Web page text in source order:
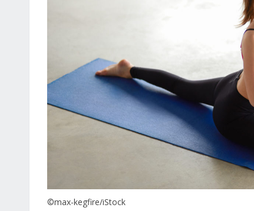
©max-kegfire/iStock